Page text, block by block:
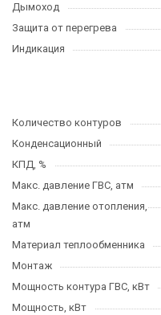
Дымоход
Защита от перегрева
Индикация
Количество контуров
Конденсационный
КПД, %
Макс. давление ГВС, атм
Макс. давление отопления,
атм
Материал теплообменника
Монтаж
Мощность контура ГВС, кВт
Мощность, кВт